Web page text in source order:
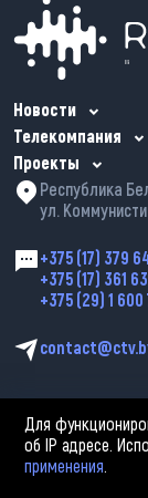
Новости
Телекомпания
Проекты
Республика
ул.
+375 (17) 379
+375 (17) 361
+375 (29) 1 600
2002—2026 © ЗАО
материалов
Для
об IP адресе.
применения.